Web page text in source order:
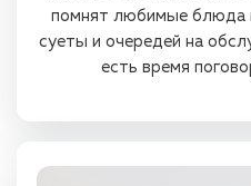
помнят любимые блюда
суеты и очередей на
есть время